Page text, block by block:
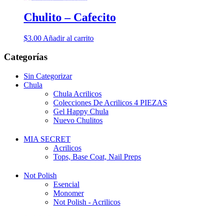
Chulito – Cafecito
$3.00 Añadir al carrito
Categorías
Sin Categorizar
Chula
Chula Acrilicos
Colecciones De Acrilicos 4 PIEZAS
Gel Happy Chula
Nuevo Chulitos
MIA SECRET
Acrilicos
Tops, Base Coat, Nail Preps
Not Polish
Esencial
Monomer
Not Polish - Acrilicos